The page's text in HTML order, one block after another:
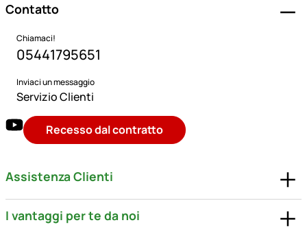
Contatto
Chiamaci!
05441795651
Inviaci un messaggio
Servizio Clienti
Recesso dal contratto
Assistenza Clienti
I vantaggi per te da noi